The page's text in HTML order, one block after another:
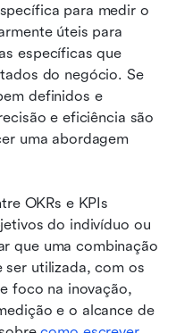
para medir o
úteis para
específicas que
do negócio. Se
definidos e
e eficiência são
uma abordagem
OKRs e KPIs
do indivíduo ou
que uma combinação
utilizada, com os
foco na inovação,
e o alcance de